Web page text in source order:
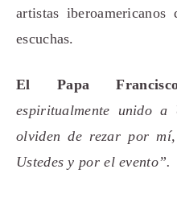
artistas
escuchas.
El Papa
espiritualmente unido
olviden de rezar por
Ustedes y por el evento”.